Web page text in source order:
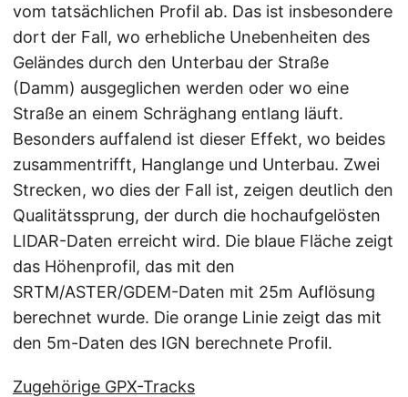
vom tatsächlichen Profil ab. Das ist insbesondere
dort der Fall, wo erhebliche Unebenheiten des
Geländes durch den Unterbau der Straße
(Damm) ausgeglichen werden oder wo eine
Straße an einem Schräghang entlang läuft.
Besonders auffalend ist dieser Effekt, wo beides
zusammentrifft, Hanglange und Unterbau. Zwei
Strecken, wo dies der Fall ist, zeigen deutlich den
Qualitätssprung, der durch die hochaufgelösten
LIDAR-Daten erreicht wird. Die blaue Fläche zeigt
das Höhenprofil, das mit den
SRTM/ASTER/GDEM-Daten mit 25m Auflösung
berechnet wurde. Die orange Linie zeigt das mit
den 5m-Daten des IGN berechnete Profil.
Zugehörige GPX-Tracks